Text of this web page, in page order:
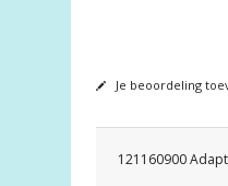
Je beoordeling
121160900